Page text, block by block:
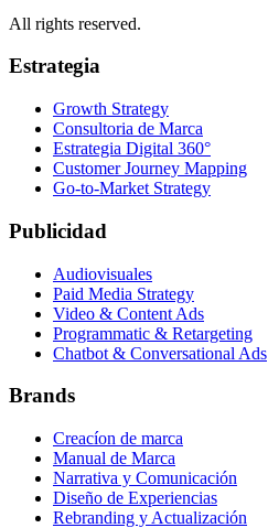
All rights reserved.
Estrategia
Growth Strategy
Consultoria de Marca
Estrategia Digital 360°
Customer Journey Mapping
Go-to-Market Strategy
Publicidad
Audiovisuales
Paid Media Strategy
Video & Content Ads
Programmatic & Retargeting
Chatbot & Conversational Ads
Brands
Creacíon de marca
Manual de Marca
Narrativa y Comunicación
Diseño de Experiencias
Rebranding y Actualización